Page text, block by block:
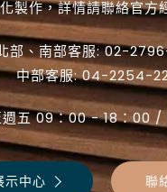
製作，詳情請聯絡官
部、南部客服:02-
中部客服:04-2254-
週五 09：00 − 18：00
示中心 聯